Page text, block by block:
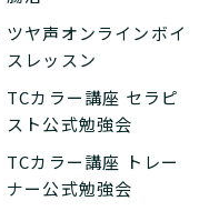
ツヤ声オンラインボイ
スレッスン
TCカラー講座 セラピ
スト公式勉強会
TCカラー講座 トレー
ナー公式勉強会